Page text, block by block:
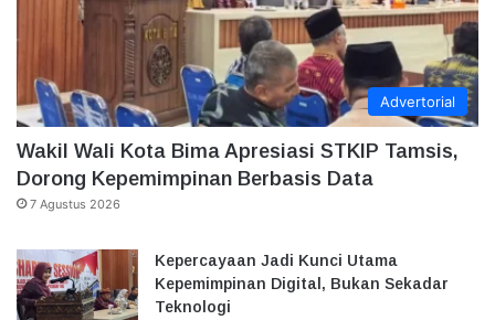
Advertorial
Wakil Wali Kota Bima Apresiasi STKIP Tamsis,
Dorong Kepemimpinan Berbasis Data
7 Agustus 2026
Kepercayaan Jadi Kunci Utama
Kepemimpinan Digital, Bukan Sekadar
Teknologi